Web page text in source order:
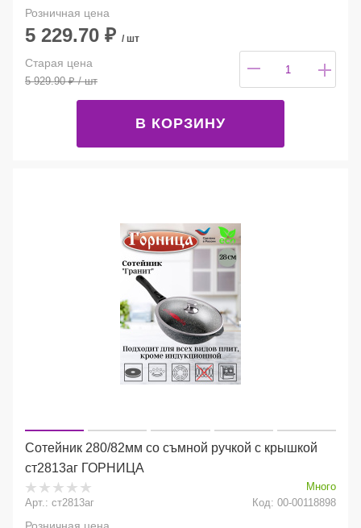
Розничная цена
5 229.70 ₽ / шт
Старая цена
5 929.90₽/ шт
В КОРЗИНУ
Сотейник 280/82мм со съмной ручкой с крышкой
ст2813аг ГОРНИЦА
Много
Арт.: ст2813аг
Код: 00-00118898